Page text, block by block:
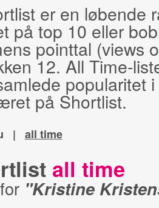
er en løbende
på top 10 eller
pointtal (views
12. All Time-
popularitet
på Shortlist.
| all time
all time
"Kristine